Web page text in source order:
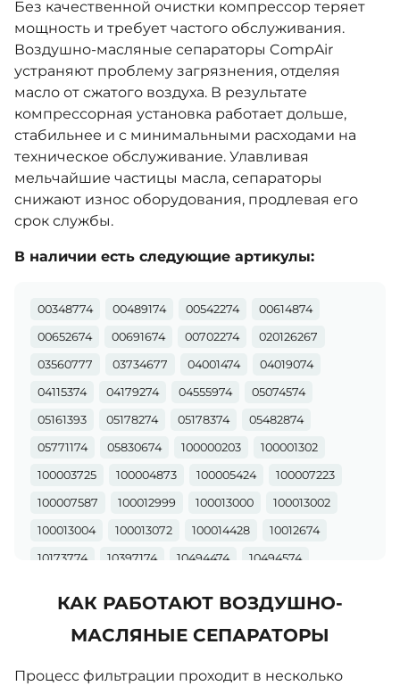
Без качественной очистки компрессор теряет
мощность и требует частого обслуживания.
Воздушно-масляные сепараторы CompAir
устраняют проблему загрязнения, отделяя
масло от сжатого воздуха. В результате
компрессорная установка работает дольше,
стабильнее и с минимальными расходами на
техническое обслуживание. Улавливая
мельчайшие частицы масла, сепараторы
снижают износ оборудования, продлевая его
срок службы.
В наличии есть следующие артикулы:
00348774 00489174 00542274 00614874
00652674 00691674 00702274 020126267
03560777 03734677 04001474 04019074
04115374 04179274 04555974 05074574
05161393 05178274 05178374 05482874
05771174 05830674 100000203 100001302
100003725 100004873 100005424 100007223
100007587 100012999 100013000 100013002
100013004 100013072 100014428 10012674
10173774 10397174 10494474 10494574
10651874 10882474 10882574 11427274
11427374 11427474 13010074 13010174 13010674
13046874
КАК РАБОТАЮТ ВОЗДУШНО-
МАСЛЯНЫЕ СЕПАРАТОРЫ
Процесс фильтрации проходит в несколько